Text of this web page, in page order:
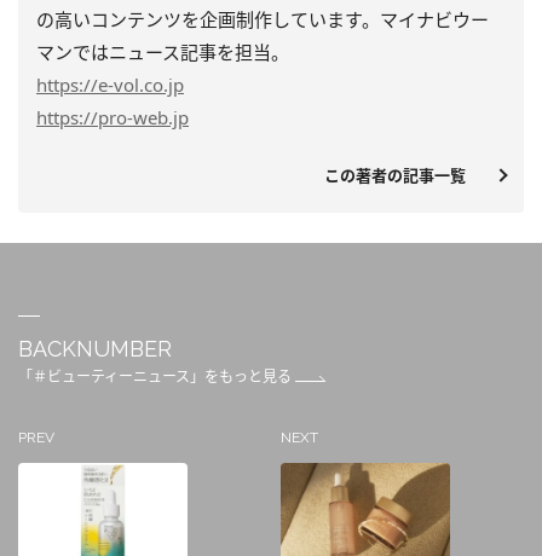
の高いコンテンツを企画制作しています。マイナビウー
マンではニュース記事を担当。
https://e-vol.co.jp
https://pro-web.jp
この著者の記事一覧
BACKNUMBER
「＃ビューティーニュース」をもっと見る
PREV NEXT